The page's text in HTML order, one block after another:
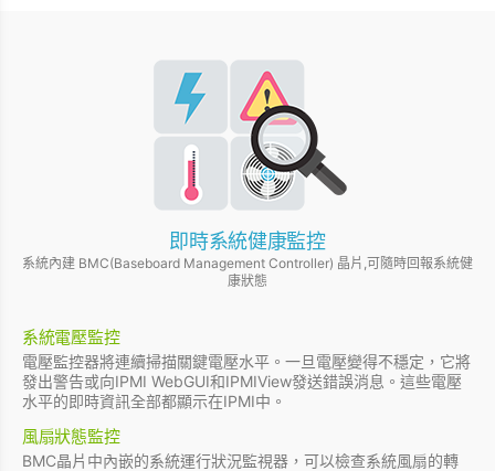
即時系統健康監控
系統內建 BMC(Baseboard Management Controller) 晶片,可隨時回報系統健
康狀態
系統電壓監控
電壓監控器將連續掃描關鍵電壓水平。一旦電壓變得不穩定，它將
發出警告或向IPMI WebGUI和IPMIView發送錯誤消息。這些電壓
水平的即時資訊全部都顯示在IPMI中。
風扇狀態監控
BMC晶片中內嵌的系統運行狀況監視器，可以檢查系統風扇的轉